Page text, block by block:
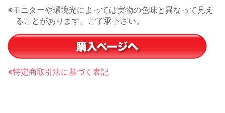
※モニターや環境光によっては実物の色味と異なって見え
ることがあります。ご了承下さい。
※特定商取引法に基づく表記